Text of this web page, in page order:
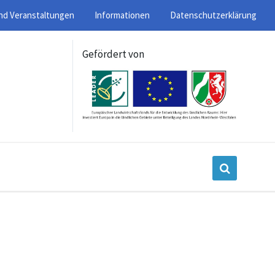
Veranstaltungen Informationen Datenschutzerklärung
Gefördert von